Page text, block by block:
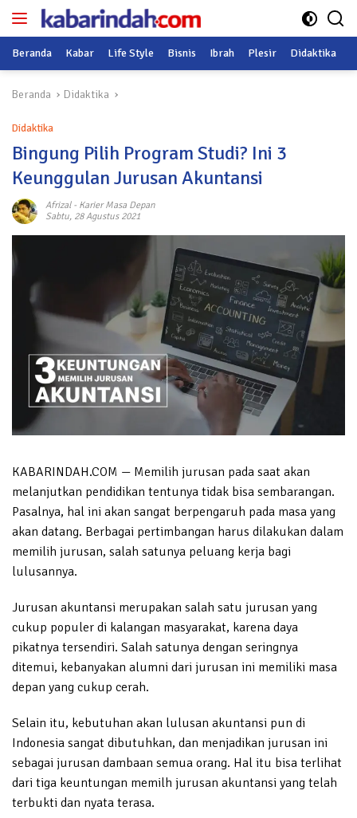
Langsung
Beranda Kabar Life Style Bisnis Ibrah Plesir Didaktika
Beranda Didaktika
Didaktika
Bingung Pilih Program Studi? Ini 3
Keunggulan Jurusan Akuntansi
Afrizal- Karier Masa Depan
Sabtu, 28 Agustus 2021
KABARINDAH.COM — Memilih jurusan pada saat akan
melanjutkan pendidikan tentunya tidak bisa sembarangan.
Pasalnya, hal ini akan sangat berpengaruh pada masa yang
akan datang. Berbagai pertimbangan harus dilakukan dalam
memilih jurusan, salah satunya peluang kerja bagi
lulusannya.
Jurusan akuntansi merupakan salah satu jurusan yang
cukup populer di kalangan masyarakat, karena daya
pikatnya tersendiri. Salah satunya dengan seringnya
ditemui, kebanyakan alumni dari jurusan ini memiliki masa
depan yang cukup cerah.
Selain itu, kebutuhan akan lulusan akuntansi pun di
Indonesia sangat dibutuhkan, dan menjadikan jurusan ini
sebagai jurusan dambaan semua orang. Hal itu bisa terlihat
dari tiga keuntungan memilh jurusan akuntansi yang telah
terbukti dan nyata terasa.